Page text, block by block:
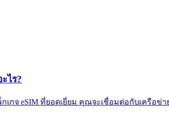
ไร?
กจ eSIM ที่ยอดเยี่ยม คุณจะเชื่อมต่อกับเครือข่